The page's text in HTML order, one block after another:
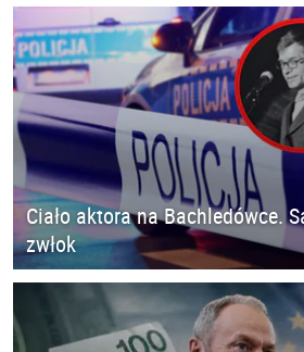
Ciało aktora na Bachledówce.
zwłok